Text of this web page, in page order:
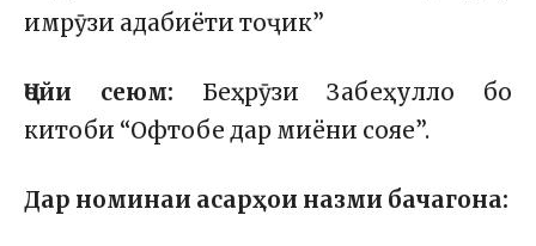
имрӯзи адабиёти тоҷик”
Ҷойи сеюм: Беҳрӯзи Забеҳулло бо
китоби “Офтобе дар миёни сояе”.
Дар номинаи асарҳои назми бачагона: